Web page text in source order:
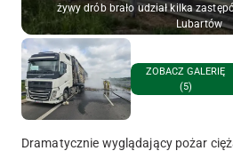
żywy drób brało udział kilka
Lubartów
ZOBACZ GALERIĘ
(5)
Dramatycznie wyglądający pożar